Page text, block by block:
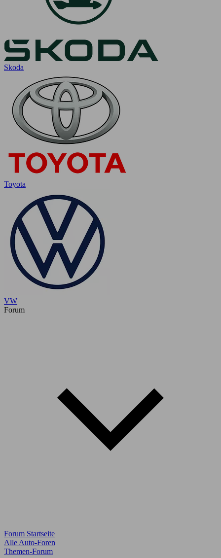
Skoda
Toyota
VW
Forum
Forum Startseite
Alle Auto-Foren
Themen-Forum